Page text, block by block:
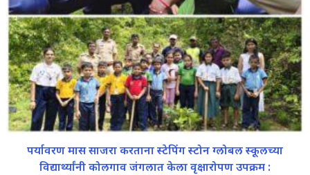
पर्यावरण मास साजरा करताना स्टेपिंग स्टोन ग्लोबल स्कूलच्या
विद्यार्थ्यांनी कोलगाव जंगलात केला वृक्षारोपण उपक्रम :